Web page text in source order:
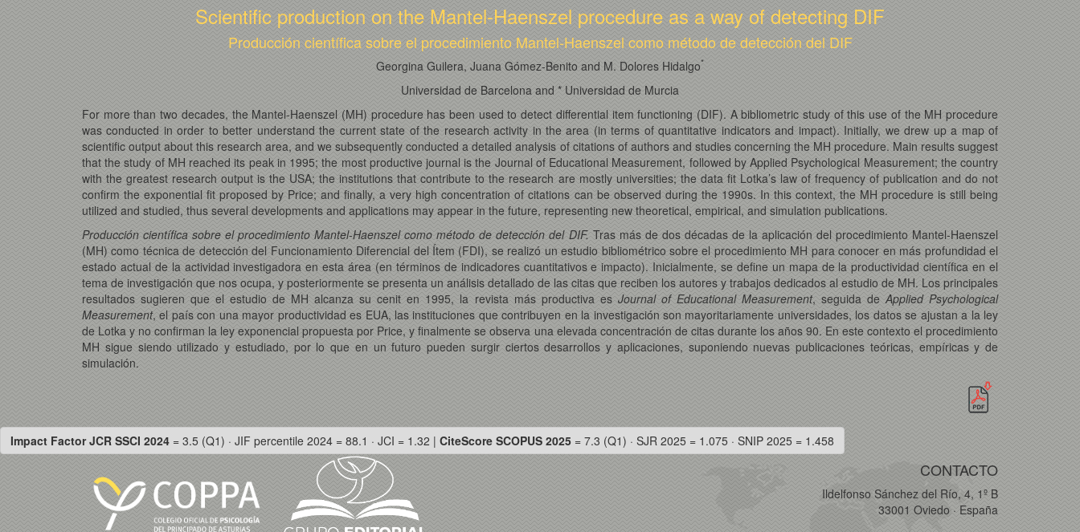
Scientific production on the Mantel-Haenszel procedure as a way of detecting DIF
Producción científica sobre el procedimiento Mantel-Haenszel como método de detección del DIF
Georgina Guilera, Juana Gómez-Benito and M. Dolores Hidalgo*
Universidad de Barcelona and * Universidad de Murcia
For more than two decades, the Mantel-Haenszel (MH) procedure has been used to detect differential item functioning (DIF). A bibliometric study of this use of the MH procedure
was conducted in order to better understand the current state of the research activity in the area (in terms of quantitative indicators and impact). Initially, we drew up a map of
scientific output about this research area, and we subsequently conducted a detailed analysis of citations of authors and studies concerning the MH procedure. Main results suggest
that the study of MH reached its peak in 1995; the most productive journal is the Journal of Educational Measurement, followed by Applied Psychological Measurement; the country
with the greatest research output is the USA; the institutions that contribute to the research are mostly universities; the data fit Lotka’s law of frequency of publication and do not
confirm the exponential fit proposed by Price; and finally, a very high concentration of citations can be observed during the 1990s. In this context, the MH procedure is still being
utilized and studied, thus several developments and applications may appear in the future, representing new theoretical, empirical, and simulation publications.
Producción científica sobre el procedimiento Mantel-Haenszel como método de detección del DIF. Tras más de dos décadas de la aplicación del procedimiento Mantel-Haenszel
(MH) como técnica de detección del Funcionamiento Diferencial del Ítem (FDI), se realizó un estudio bibliométrico sobre el procedimiento MH para conocer en más profundidad el
estado actual de la actividad investigadora en esta área (en términos de indicadores cuantitativos e impacto). Inicialmente, se define un mapa de la productividad científica en el
tema de investigación que nos ocupa, y posteriormente se presenta un análisis detallado de las citas que reciben los autores y trabajos dedicados al estudio de MH. Los principales
resultados sugieren que el estudio de MH alcanza su cenit en 1995, la revista más productiva es Journal of Educational Measurement, seguida de Applied Psychological
Measurement, el país con una mayor productividad es EUA, las instituciones que contribuyen en la investigación son mayoritariamente universidades, los datos se ajustan a la ley
de Lotka y no confirman la ley exponencial propuesta por Price, y finalmente se observa una elevada concentración de citas durante los años 90. En este contexto el procedimiento
MH sigue siendo utilizado y estudiado, por lo que en un futuro pueden surgir ciertos desarrollos y aplicaciones, suponiendo nuevas publicaciones teóricas, empíricas y de
simulación.
Impact Factor JCR SSCI 2024 = 3.5 (Q1) · JIF percentile 2024 = 88.1 · JCI = 1.32 | CiteScore SCOPUS 2025 = 7.3 (Q1) · SJR 2025 = 1.075 · SNIP 2025 = 1.458
CONTACTO
Ildelfonso Sánchez del Río, 4, 1º B
33001 Oviedo · España